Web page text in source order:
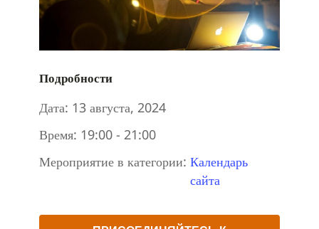
Подробности
Дата: 13 августа, 2024
Время: 19:00 - 21:00
Мероприятие в категории: Календарь
сайта